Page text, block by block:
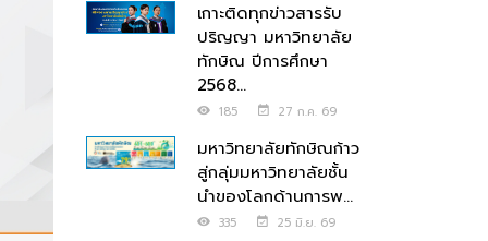
เกาะติดทุกข่าวสารรับ
ปริญญา มหาวิทยาลัย
ทักษิณ ปีการศึกษา
2568...
185 27 ก.ค. 69
มหาวิทยาลัยทักษิณก้าว
สู่กลุ่มมหาวิทยาลัยชั้น
นำของโลกด้านการพ...
335 25 มิ.ย. 69